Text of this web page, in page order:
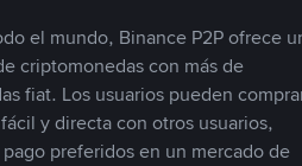
el mundo, Binance P2P ofrece
criptomonedas con más de
fiat. Los usuarios pueden
y directa con otros usuarios,
preferidos en un mercado de